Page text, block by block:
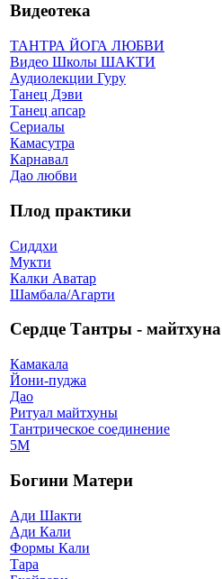
Видеотека
ТАНТРА ЙОГА ЛЮБВИ
Видео Школы ШАКТИ
Аудиолекции Гуру
Танец Дэви
Танец апсар
Сериалы
Камасутра
Карнавал
Дао любви
Плод практики
Сиддхи
Мукти
Калки Аватар
Шамбала/Агарти
Сердце Тантры - майтхуна
Камакала
Йони-пуджа
Дао
Ритуал майтхуны
Тантрическое соединение
5М
Богини Матери
Ади Шакти
Ади Кали
Формы Кали
Тара